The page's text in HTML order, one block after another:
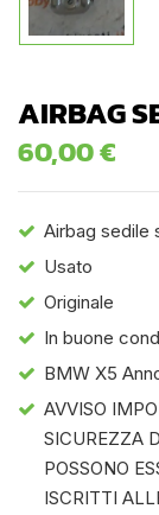
AIRBAG
60,00€
Airbag sedile
Usato
Originale
In buone
BMW X5
AVVISO
SICUREZZA
POSSONO
ISCRITTI